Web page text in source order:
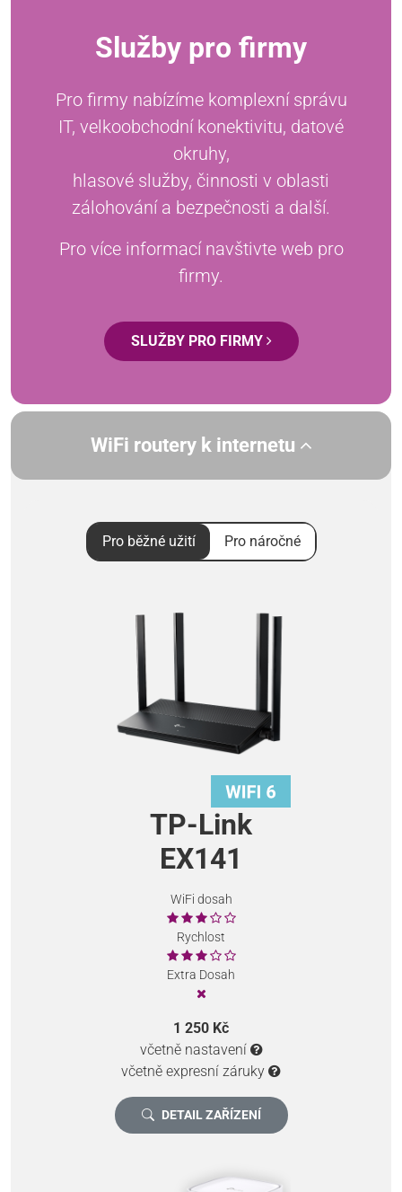
Služby pro firmy
Pro firmy nabízíme komplexní správu
IT, velkoobchodní konektivitu, datové
okruhy,
hlasové služby, činnosti v oblasti
zálohování a bezpečnosti a další.
Pro více informací navštivte web pro
firmy.
SLUŽBY PRO FIRMY
WiFi routery k internetu
Pro běžné užití Pro náročné
TP-Link
EX141
WiFi dosah
Rychlost
Extra Dosah
1 250 Kč
včetně nastavení
včetně expresní záruky
DETAIL ZAŘÍZENÍ